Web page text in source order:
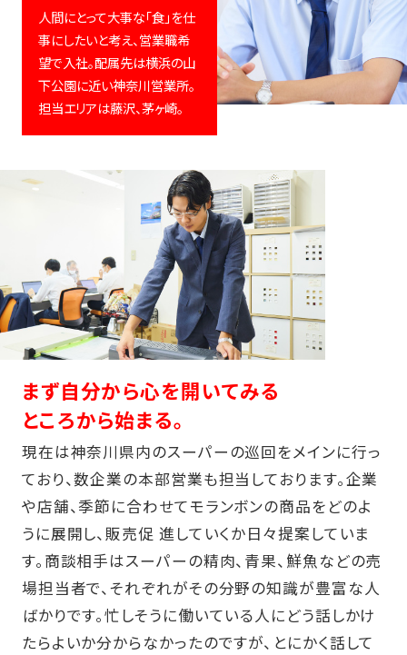
人間にとって大事な「食」を仕
事にしたいと考え、営業職希
望で入社。配属先は横浜の山
下公園に近い神奈川営業所。
担当エリアは藤沢、茅ヶ崎。
まず自分から心を開いてみる
ところから始まる。
現在は神奈川県内のスーパーの巡回をメインに行っ
ており、数企業の本部営業も担当しております。企業
や店舗、季節に合わせてモランボンの商品をどのよ
うに展開し、販売促 進していくか日々提案していま
す。商談相手はスーパーの精肉、青果、鮮魚などの売
場担当者で、それぞれがその分野の知識が豊富な人
ばかりです。忙しそうに働いている人にどう話しかけ
たらよいか分からなかったのですが、とにかく話して